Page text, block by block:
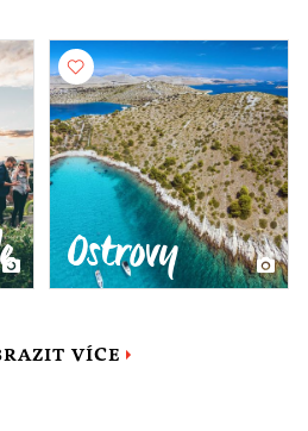
Ostrovy
VÍCE